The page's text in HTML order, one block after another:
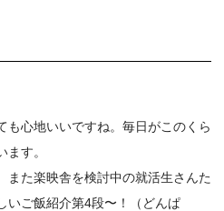
も心地いいですね。毎日がこのくら
す。
また楽映舎を検討中の就活生さんた
いご飯紹介第4段〜！（どんぱ